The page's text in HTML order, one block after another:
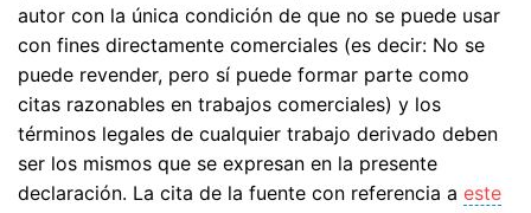
autor con la única condición de que no se puede usar
con fines directamente comerciales (es decir: No se
puede revender, pero sí puede formar parte como
citas razonables en trabajos comerciales) y los
términos legales de cualquier trabajo derivado deben
ser los mismos que se expresan en la presente
declaración. La cita de la fuente con referencia a este